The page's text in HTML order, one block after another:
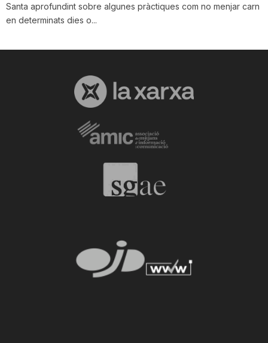
Santa aprofundint sobre algunes pràctiques com no menjar carn
en determinats dies o...